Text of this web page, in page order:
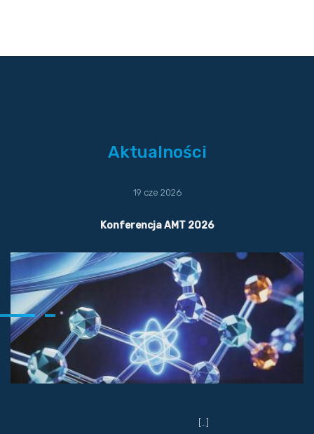
Aktualności
19 cze 2026
Konferencja AMT 2026
[…]